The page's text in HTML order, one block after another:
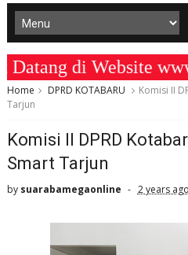
di Website
Home DPRD KOTABARU
Komisi II
Tarjun
Komisi II DPRD
Smart Tarjun
by suarabamegaonline 2 years ago